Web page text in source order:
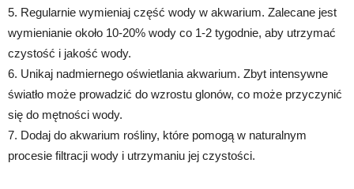
5. Regularnie wymieniaj część wody w akwarium. Zalecane jest
wymienianie około 10-20% wody co 1-2 tygodnie, aby utrzymać
czystość i jakość wody.
6. Unikaj nadmiernego oświetlania akwarium. Zbyt intensywne
światło może prowadzić do wzrostu glonów, co może przyczynić
się do mętności wody.
7. Dodaj do akwarium rośliny, które pomogą w naturalnym
procesie filtracji wody i utrzymaniu jej czystości.